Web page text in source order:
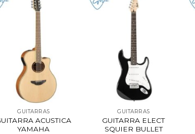
GUITARRAS
ACUSTICA
YAMAHA
GUITARRAS
GUITARRA ELECT
SQUIER BULLET